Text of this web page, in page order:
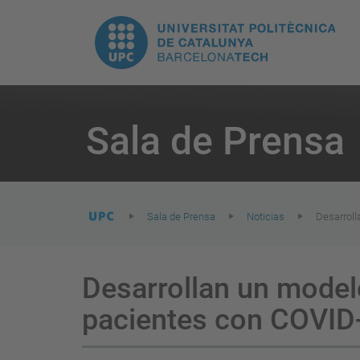
UPC.
Universitat
Politècnica
de
Catalunya
Sala de Prensa
are
here:
Sala de Prensa Noticias
Desarrollan un
pacientes con